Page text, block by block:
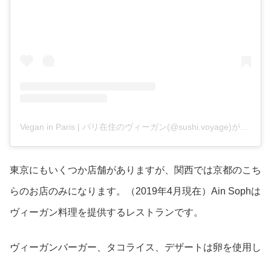
東京にもいくつか店舗がありますが、関西では京都のこち
らのお店のみになります。（2019年4月現在）Ain Sophは
ヴィーガン料理を提供するレストランです。
ヴィーガンバーガー、タコライス、デザートは卵を使用し